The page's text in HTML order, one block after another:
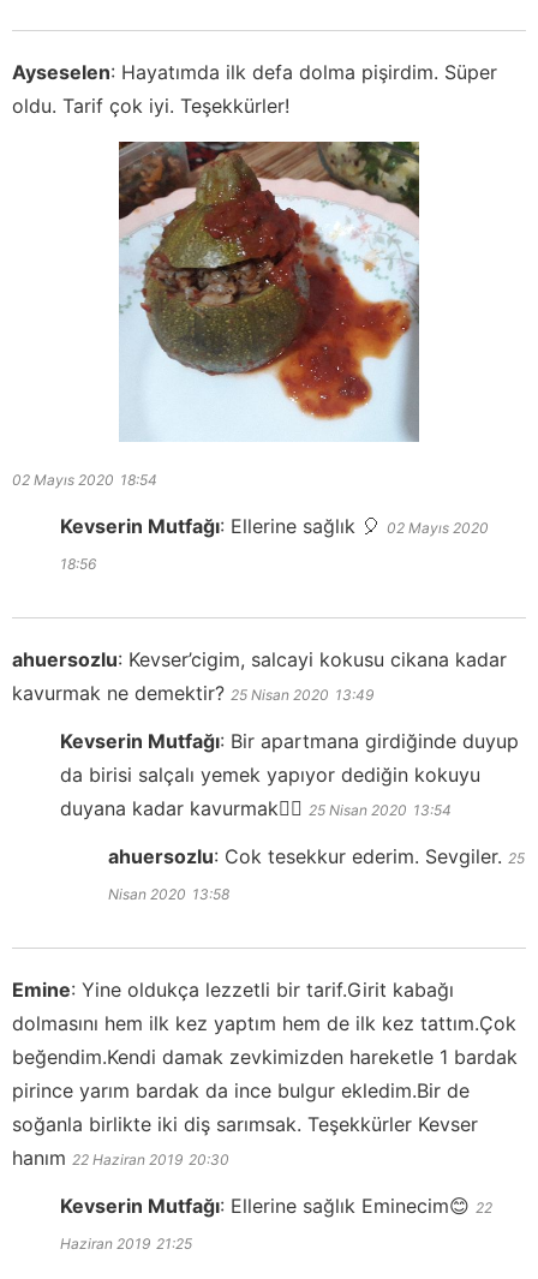
Ayseselen: Hayatımda ilk defa dolma pişirdim. Süper
oldu. Tarif çok iyi. Teşekkürler!
02 Mayıs 2020 18:54
Kevserin Mutfağı: Ellerine sağlık 🎈 02 Mayıs 2020
18:56
ahuersozlu: Kevser’cigim, salcayi kokusu cikana kadar
kavurmak ne demektir? 25 Nisan 2020 13:49
Kevserin Mutfağı: Bir apartmana girdiğinde duyup
da birisi salçalı yemek yapıyor dediğin kokuyu
duyana kadar kavurmak👍🏻 25 Nisan 2020 13:54
ahuersozlu: Cok tesekkur ederim. Sevgiler. 25
Nisan 2020 13:58
Emine: Yine oldukça lezzetli bir tarif.Girit kabağı
dolmasını hem ilk kez yaptım hem de ilk kez tattım.Çok
beğendim.Kendi damak zevkimizden hareketle 1 bardak
pirince yarım bardak da ince bulgur ekledim.Bir de
soğanla birlikte iki diş sarımsak. Teşekkürler Kevser
hanım 22 Haziran 2019 20:30
Kevserin Mutfağı: Ellerine sağlık Eminecim😊 22
Haziran 2019 21:25